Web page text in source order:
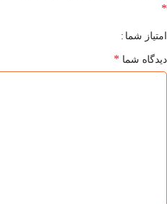
*
امتیاز شما
دیدگاه شما *